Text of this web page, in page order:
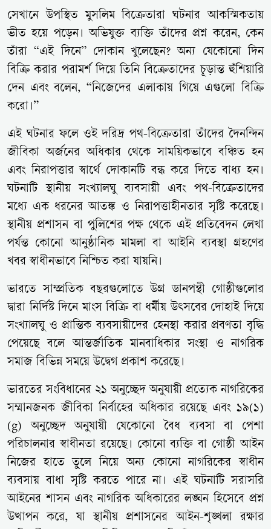
সেখানে উপস্থিত মুসলিম বিক্রেতারা ঘটনার আকস্মিকতায়
ভীত হয়ে পড়েন। অভিযুক্ত ব্যক্তি তাঁদের প্রশ্ন করেন, কেন
তাঁরা “এই দিনে” দোকান খুলেছেন? অন্য যেকোনো দিন
বিক্রি করার পরামর্শ দিয়ে তিনি বিক্রেতাদের চূড়ান্ত হুঁশিয়ারি
দেন এবং বলেন, “নিজেদের এলাকায় গিয়ে এগুলো বিক্রি
করো।”
এই ঘটনার ফলে ওই দরিদ্র পথ-বিক্রেতারা তাঁদের দৈনন্দিন
জীবিকা অর্জনের অধিকার থেকে সাময়িকভাবে বঞ্চিত হন
এবং নিরাপত্তার স্বার্থে দোকানটি বন্ধ করে দিতে বাধ্য হন।
ঘটনাটি স্থানীয় সংখ্যালঘু ব্যবসায়ী এবং পথ-বিক্রেতাদের
মধ্যে এক ধরনের আতঙ্ক ও নিরাপত্তাহীনতার সৃষ্টি করেছে।
স্থানীয় প্রশাসন বা পুলিশের পক্ষ থেকে এই প্রতিবেদন লেখা
পর্যন্ত কোনো আনুষ্ঠানিক মামলা বা আইনি ব্যবস্থা গ্রহণের
খবর স্বাধীনভাবে নিশ্চিত করা যায়নি।
ভারতে সাম্প্রতিক বছরগুলোতে উগ্র ডানপন্থী গোষ্ঠীগুলোর
দ্বারা নির্দিষ্ট দিনে মাংস বিক্রি বা ধর্মীয় উৎসবের দোহাই দিয়ে
সংখ্যালঘু ও প্রান্তিক ব্যবসায়ীদের হেনস্থা করার প্রবণতা বৃদ্ধি
পেয়েছে বলে আন্তর্জাতিক মানবাধিকার সংস্থা ও নাগরিক
সমাজ বিভিন্ন সময়ে উদ্বেগ প্রকাশ করেছে।
ভারতের সংবিধানের ২১ অনুচ্ছেদ অনুযায়ী প্রত্যেক নাগরিকের
সম্মানজনক জীবিকা নির্বাহের অধিকার রয়েছে এবং ১৯(১)
(g) অনুচ্ছেদ অনুযায়ী যেকোনো বৈধ ব্যবসা বা পেশা
পরিচালনার স্বাধীনতা রয়েছে। কোনো ব্যক্তি বা গোষ্ঠী আইন
নিজের হাতে তুলে নিয়ে অন্য কোনো নাগরিকের স্বাধীন
ব্যবসায় বাধা সৃষ্টি করতে পারে না। এই ঘটনাটি সরাসরি
আইনের শাসন এবং নাগরিক অধিকারের লঙ্ঘন হিসেবে প্রশ্ন
উত্থাপন করে, যা স্থানীয় প্রশাসনের আইন-শৃঙ্খলা রক্ষার